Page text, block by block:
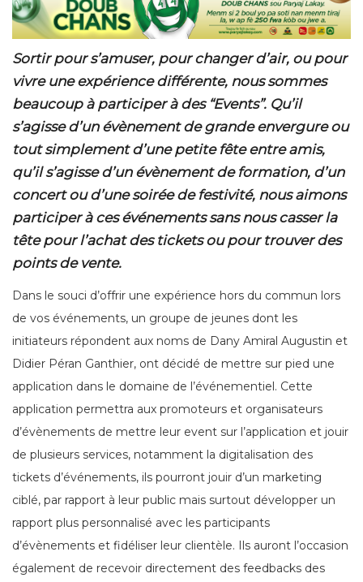
Sortir pour s’amuser, pour changer d’air, ou pour
vivre une expérience différente, nous sommes
beaucoup à participer à des “Events”. Qu’il
s’agisse d’un évènement de grande envergure ou
tout simplement d’une petite fête entre amis,
qu’il s’agisse d’un évènement de formation, d’un
concert ou d’une soirée de festivité, nous aimons
participer à ces événements sans nous casser la
tête pour l’achat des tickets ou pour trouver des
points de vente.
Dans le souci d’offrir une expérience hors du commun lors
de vos événements, un groupe de jeunes dont les
initiateurs répondent aux noms de Dany Amiral Augustin et
Didier Péran Ganthier, ont décidé de mettre sur pied une
application dans le domaine de l’événementiel. Cette
application permettra aux promoteurs et organisateurs
d’évènements de mettre leur event sur l’application et jouir
de plusieurs services, notamment la digitalisation des
tickets d’événements, ils pourront jouir d’un marketing
ciblé, par rapport à leur public mais surtout développer un
rapport plus personnalisé avec les participants
d’évènements et fidéliser leur clientèle. Ils auront l’occasion
également de recevoir directement des feedbacks des